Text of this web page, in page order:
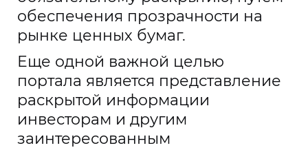
обеспечения прозрачности на
рынке ценных бумаг.
Еще одной важной целью
портала является представление
раскрытой информации
инвесторам и другим
заинтересованным